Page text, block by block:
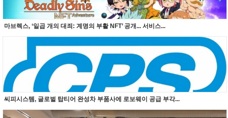
마브렉스, ‘일곱 개의 대죄: 계명의 부활 NFT’ 공개... 서비스...
씨피시스템, 글로벌 탑티어 완성차 부품사에 로보웨이 공급 부각...